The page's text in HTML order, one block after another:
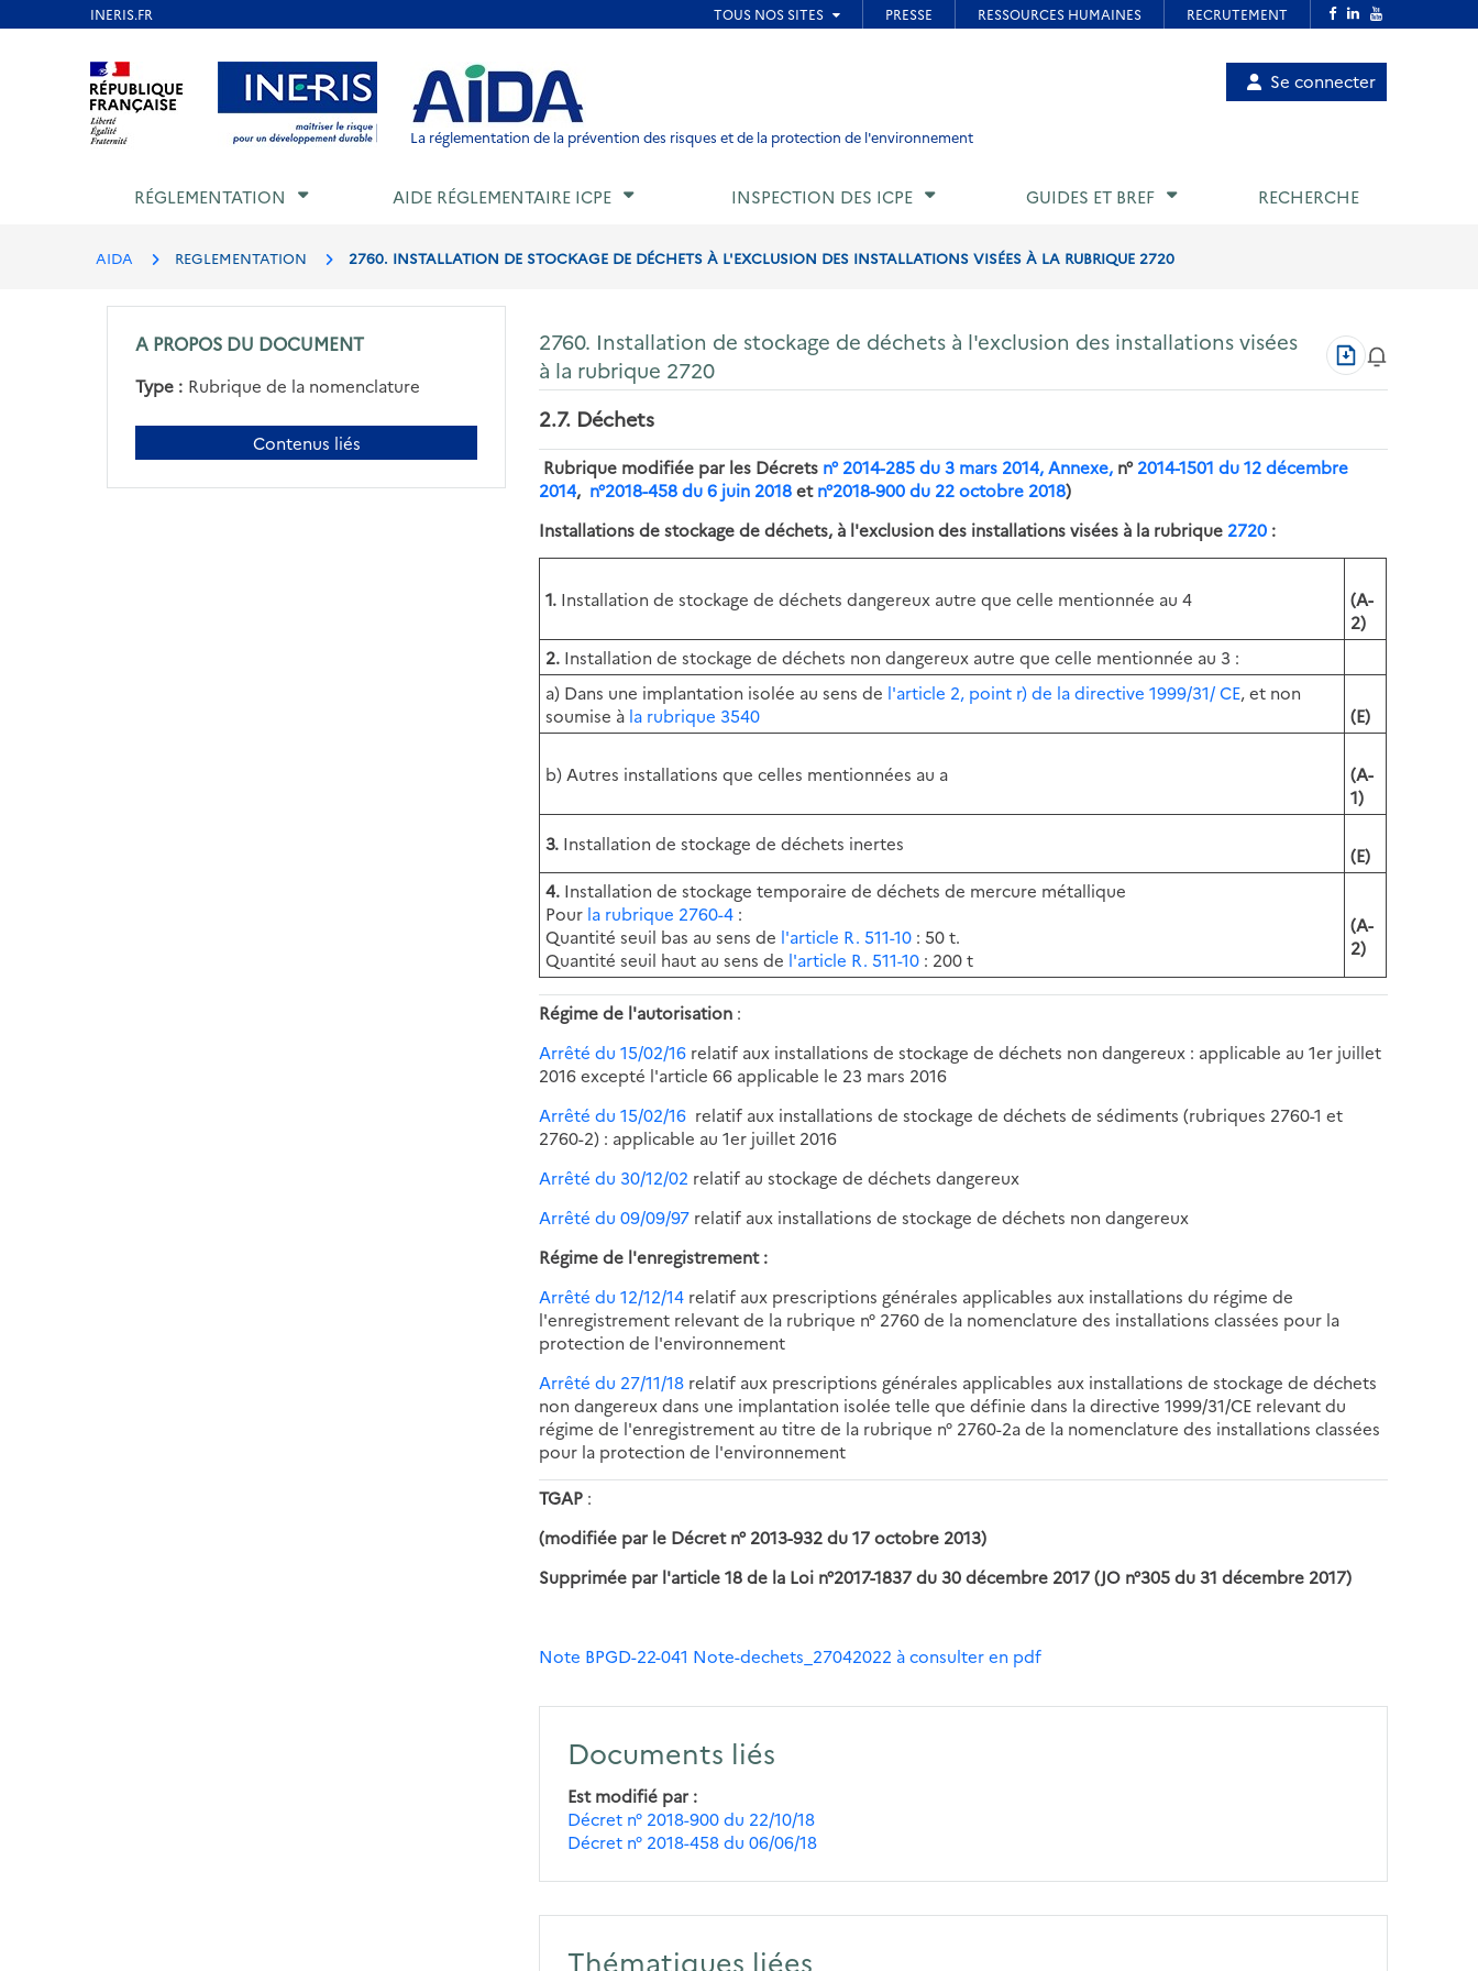
Aller au contenu Aller au menu Aller au pied de page
La réglementation de la prévention des risques et de la protection de l'environnement
Menu
utilisateur
Se connecter
RÉGLEMENTATION AIDE RÉGLEMENTAIRE ICPE INSPECTION DES ICPE GUIDES ET BREF RECHERCHE
AIDA REGLEMENTATION 2760. INSTALLATION DE STOCKAGE DE DÉCHETS À L'EXCLUSION DES INSTALLATIONS VISÉES À LA RUBRIQUE 2720
A PROPOS DU DOCUMENT
Type : Rubrique de la nomenclature
Contenus liés
2760. Installation de stockage de déchets à l'exclusion des installations visées
à la rubrique 2720
Télécharger
au
format
2.7. Déchets
Rubrique modifiée par les Décrets n° 2014-285 du 3 mars 2014, Annexe, n°2014-1501 du 12 décembre
2014, n°2018-458 du 6 juin 2018etn°2018-900 du 22 octobre 2018)
Installations de stockage de déchets, à l'exclusion des installations visées à la rubrique 2720 :
1. Installation de stockage de déchets dangereux autre que celle mentionnée au 4
(A-
2)
2. Installation de stockage de déchets non dangereux autre que celle mentionnée au 3 :
a) Dans une implantation isolée au sens de l'article 2, point r) de la directive 1999/31/ CE, et non
soumise à la rubrique 3540 (E)
b) Autres installations que celles mentionnées au a
(A-
1)
3. Installation de stockage de déchets inertes
(E)
4. Installation de stockage temporaire de déchets de mercure métallique
Pour la rubrique 2760-4 :
Quantité seuil bas au sens de l'article R. 511-10 : 50 t.
Quantité seuil haut au sens de l'article R. 511-10 : 200 t
(A-
2)
Régime de l'autorisation :
Arrêté du 15/02/16 relatif aux installations de stockage de déchets non dangereux : applicable au 1er juillet
2016 excepté l'article 66 applicable le 23 mars 2016
Arrêté du 15/02/16 relatif aux installations de stockage de déchets de sédiments (rubriques 2760-1 et
2760-2) : applicable au 1er juillet 2016
Arrêté du 30/12/02 relatif au stockage de déchets dangereux
Arrêté du 09/09/97 relatif aux installations de stockage de déchets non dangereux
Régime de l'enregistrement :
Arrêté du 12/12/14 relatif aux prescriptions générales applicables aux installations du régime de
l'enregistrement relevant de la rubrique n° 2760 de la nomenclature des installations classées pour la
protection de l'environnement
Arrêté du 27/11/18 relatif aux prescriptions générales applicables aux installations de stockage de déchets
non dangereux dans une implantation isolée telle que définie dans la directive 1999/31/CE relevant du
régime de l'enregistrement au titre de la rubrique n° 2760-2a de la nomenclature des installations classées
pour la protection de l'environnement
TGAP :
(modifiée par le Décret n° 2013-932 du 17 octobre 2013)
Supprimée par l'article 18 de la Loi n°2017-1837 du 30 décembre 2017 (JO n°305 du 31 décembre 2017)
Note BPGD-22-041 Note-dechets_27042022 à consulter en pdf
Documents liés
Est modifié par
Décret n° 2018-900 du 22/10/18
Décret n° 2018-458 du 06/06/18
Thématiques liées